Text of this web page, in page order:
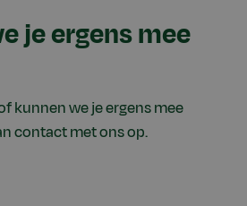
je ergens mee
kunnen we je ergens mee
contact met ons op.